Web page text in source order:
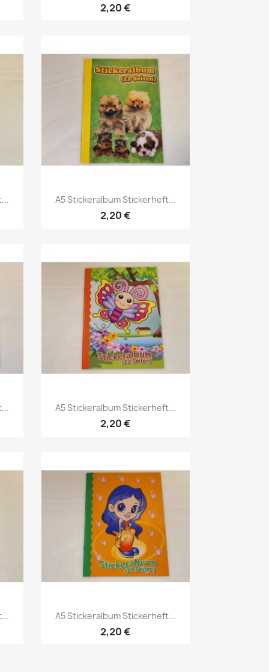
2,20 €
A5 Stickeralbum Stickerheft...
2,20 €
A5 Stickeralbum Stickerheft...
2,20 €
A5 Stickeralbum Stickerheft...
2,20 €